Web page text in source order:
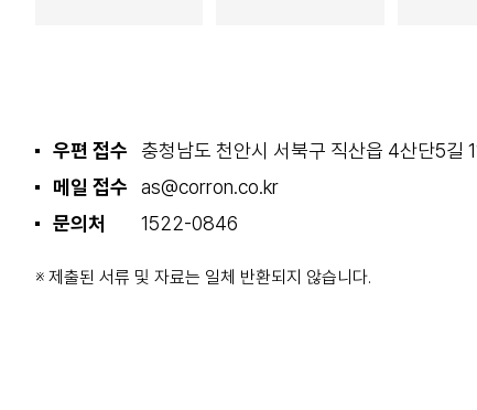
우편 접수
충청남도 천안시 서북구 직산읍 4산단5길
메일 접수
as@corron.co.kr
문의처
1522-0846
※ 제출된 서류 및 자료는 일체 반환되지 않습니다.